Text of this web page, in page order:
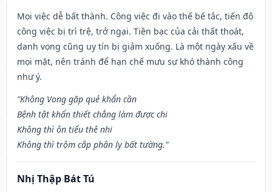
Mọi việc dễ bất thành. Công việc đi vào thế bế tắc, tiến độ
công việc bị trì trệ, trở ngại. Tiền bạc của cải thất thoát,
danh vọng cũng uy tín bị giảm xuống. Là một ngày xấu về
mọi mặt, nên tránh để hạn chế mưu sự khó thành công
như ý.
“Không Vong gặp quẻ khẩn cần
Bệnh tật khẩn thiết chẳng làm được chi
Không thì ôn tiểu thê nhi
Không thì trộm cắp phân ly bất tường.”
Nhị Thập Bát Tú